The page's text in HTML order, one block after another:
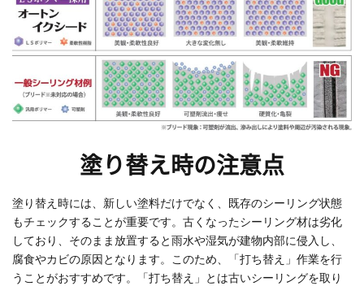
塗り替え時の注意点
塗り替え時には、新しい塗料だけでなく、既存のシーリング状態
もチェックすることが重要です。古くなったシーリング材は劣化
しており、そのまま放置すると雨水や湿気が建物内部に侵入し、
腐食やカビの原因となります。このため、「打ち替え」作業を行
うことがおすすめです。「打ち替え」とは古いシーリングを取り